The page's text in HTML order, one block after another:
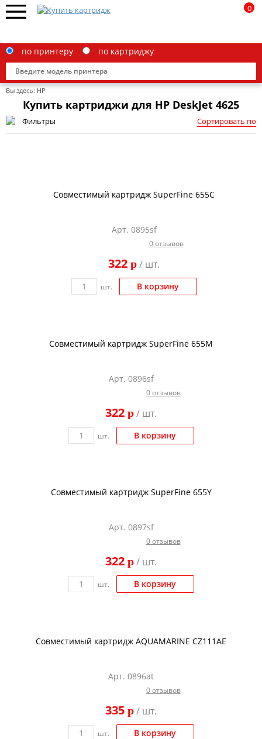
Konica Minolta
Для франкировальной машины
Тонер и девелопер
по принтеру по картриджу
0
Вы здесь: HP
Купить картриджи для HP DeskJet 4625
Фильтры Сортировать по
Совместимый картридж SuperFine 655C
Арт. 0895sf
0 отзывов
322 p/ шт.
шт. В корзину
Совместимый картридж SuperFine 655M
Арт. 0896sf
0 отзывов
322 p/ шт.
шт. В корзину
Совместимый картридж SuperFine 655Y
Арт. 0897sf
0 отзывов
322 p/ шт.
шт. В корзину
Совместимый картридж AQUAMARINE CZ111AE
Арт. 0896at
0 отзывов
335 p/ шт.
шт. В корзину